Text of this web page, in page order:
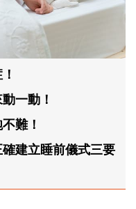
一動！
難！
建立睡前儀式三要